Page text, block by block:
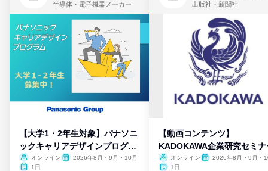
半導体・電子機器メーカー
【大学1・2年生対象】パナソニ
ックキャリアデザインプログラ
ム
オンライン
2026年8月・9月・10月
1日
出版社・新聞社
【動画コンテンツ】
KADOKAWA企業研究セミナ
オンライン
2026年8月・9月・
1日